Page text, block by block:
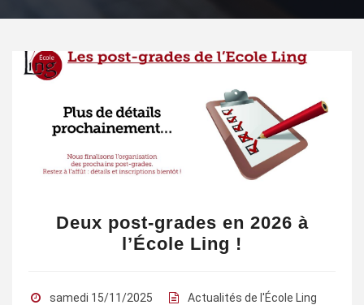
Deux post-grades en 2026 à
l’École Ling !
samedi 15/11/2025 Actualités de l'École Ling